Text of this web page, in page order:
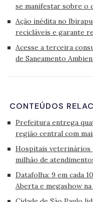
se manifestar sobre o
Ação inédita no
recicláveis e garante
Acesse a terceira
de Saneamento
CONTEÚDOS
Prefeitura entrega
região central com
Hospitais veterinários
milhão de
Datafolha: 9 em cada
Aberta e megashow na